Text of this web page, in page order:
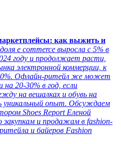
как выжить и
e commerce выросла с 5% в
году и продолжает расти,
электронной коммерции, к
Офлайн-ритейл же может
20-30% в год, если
на вешалках и обувь на
уникальный опыт. Обсуждаем
Shoes Report Еленой
закупкам и продажам в fashion-
и байеров Fashion